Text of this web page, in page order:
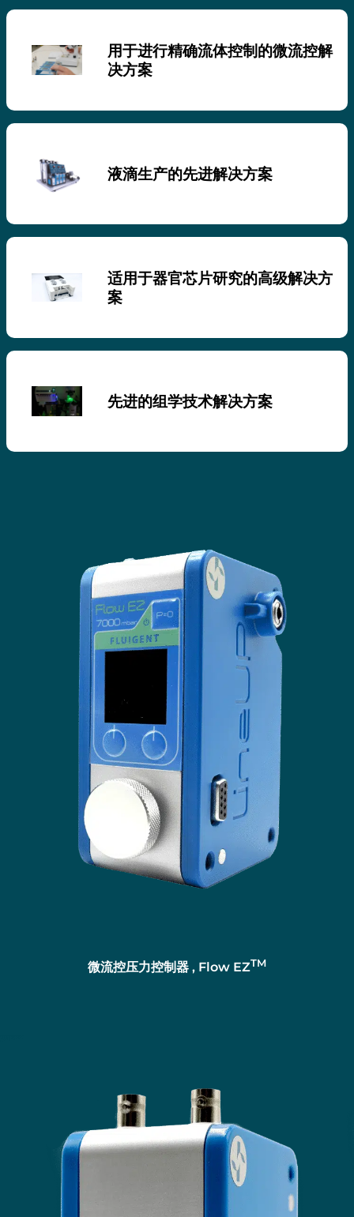
用于进行精确流体控制的微流控解
决方案
液滴生产的先进解决方案
适用于器官芯片研究的高级解决方
案
先进的组学技术解决方案
微流控压力控制器 , Flow EZTM